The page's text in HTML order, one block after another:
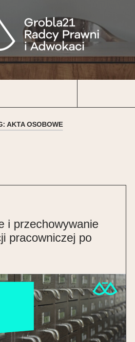
AKTA OSOBOWE
i przechowywanie
pracowniczej po